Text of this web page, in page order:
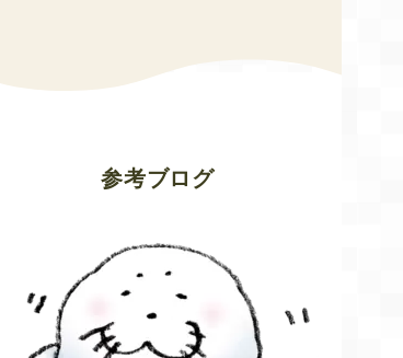
参考ブログ